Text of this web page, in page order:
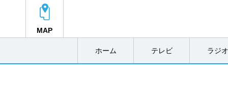
MAP
ホーム テレビ ラジオ